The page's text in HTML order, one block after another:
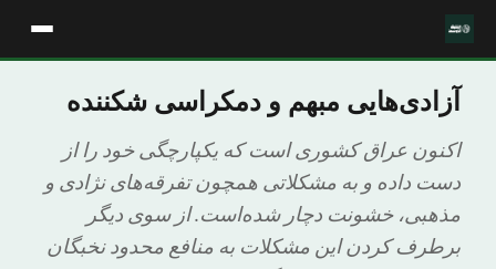
آزادی‌هایی مبهم و دمکراسی شکننده
اکنون عراق کشوری است که یکپارچگی خود را از
دست داده و به مشکلاتی همچون تفرقه‌های نژادی و
مذهبی، خشونت دچار شده‌است. از سوی دیگر
برطرف کردن این مشکلات به منافع محدود نخبگان